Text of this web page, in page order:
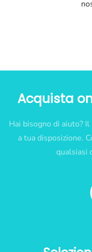
Acquista
Hai bisogno di aiuto?
a tua disposizione.
qualsiasi